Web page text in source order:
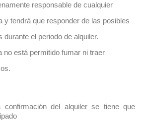
responsable de cualquier
y tendrá que responder de las posibles
durante el periodo de alquiler.
no está permitido fumar ni traer
confirmación del alquiler se tiene que